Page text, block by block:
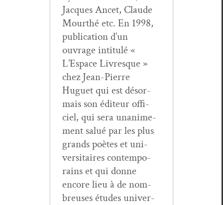
Jacques Ancet, Claude
Mourthé etc. En 1998,
pub­li­ca­tion d’un
ouvrage inti­t­ulé «
L’Espace Livresque »
chez Jean-Pierre
Huguet qui est désor­
mais son édi­teur offi­
ciel, qui sera unanime­
ment salué par les plus
grands poètes et uni­
ver­si­taires con­tem­po­
rains et qui donne
encore lieu à de nom­
breuses études uni­ver­